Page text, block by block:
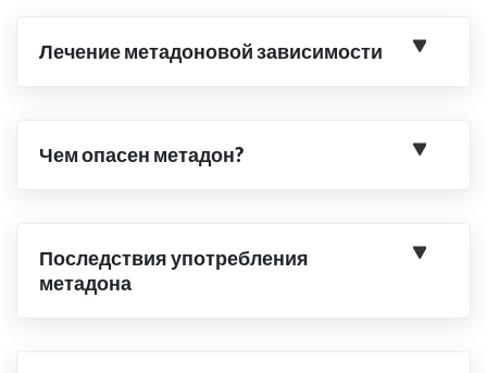
Лечение метадоновой зависимости
Чем опасен метадон?
Последствия употребления
метадона